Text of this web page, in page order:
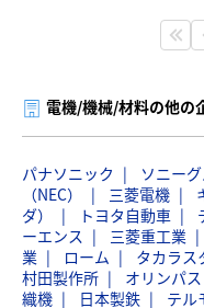
電機/機械/材料の他の
パナソニック ソニー
（NEC）
三菱電機
ダ）
トヨタ自動車
ーエンス
三菱重工業
業
ローム タカラス
村田製作所
オリンパス
織機
日本製鉄 テル